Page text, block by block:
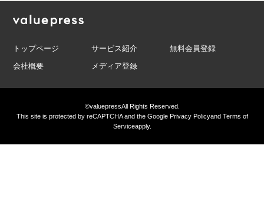
トップページ サービス紹介
無料会員登録
会社概要
メディア登録
©valuepressAll Rights Reserved.
This site is protected by reCAPTCHA and the GooglePrivacy PolicyandTerms of
Serviceapply.